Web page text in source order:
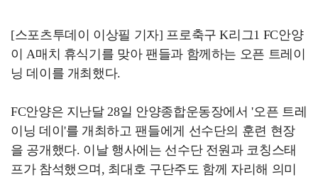
[스포츠투데이 이상필 기자] 프로축구 K리그1 FC안양
이 A매치 휴식기를 맞아 팬들과 함께하는 오픈 트레이
닝 데이를 개최했다.
FC안양은 지난달 28일 안양종합운동장에서 '오픈 트레
이닝 데이'를 개최하고 팬들에게 선수단의 훈련 현장
을 공개했다. 이날 행사에는 선수단 전원과 코칭스태
프가 참석했으며, 최대호 구단주도 함께 자리해 의미